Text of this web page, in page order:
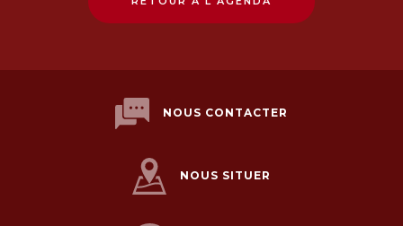
NOUS CONTACTER
NOUS SITUER